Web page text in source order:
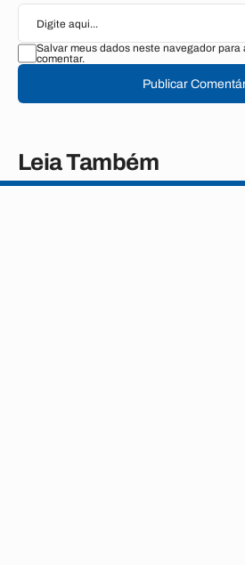
Salvar meus dados neste navegador para
comentar.
Publicar
Leia Também